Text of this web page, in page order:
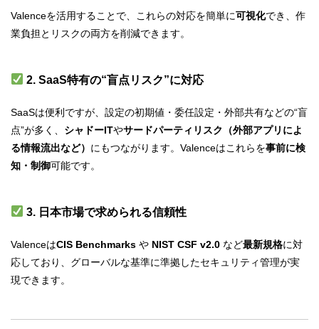
Valenceを活用することで、これらの対応を簡単に可視化でき、作
業負担とリスクの両方を削減できます。
2. SaaS特有の“盲点リスク”に対応
SaaSは便利ですが、設定の初期値・委任設定・外部共有などの“盲
点”が多く、 シャドーITやサードパーティリスク（外部アプリによ
る情報流出など） にもつながります。Valenceはこれらを事前に検
知・制御可能です。
3. 日本市場で求められる信頼性
ValenceはCIS Benchmarks や NIST CSF v2.0 など最新規格に対
応しており、グローバルな基準に準拠したセキュリティ管理が実
現できます。